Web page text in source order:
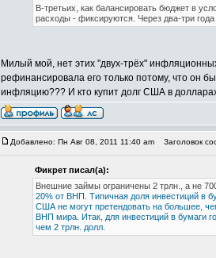
В-третьих, как балансировать бюджет в
расходы - фиксируются. Через два-три
Милый мой, нет этих "двух-трёх"
рефинансировала его только потому, что он
инфляцию??? И кто купит долг США в
Добавлено: Пн Авг 08, 2011 11:40 am Заголовок
Фикрет писал(а):
Внешние займы ограничены 2 трлн., а не
20% от ВНП. Типичная доля инвестиций в
США не могут претендовать на большее,
ВНП мира. Итак, для инвестиций в бумаги
чем 2 трлн. долл.